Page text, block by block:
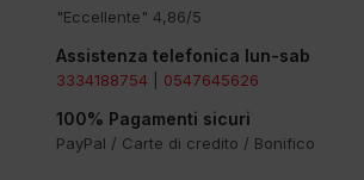
"Eccellente" 4,86/5
Assistenza telefonica lun-sab
3334188754 0547645626
100% Pagamenti sicuri
PayPal / Carte di credito / Bonifico